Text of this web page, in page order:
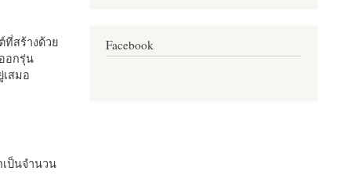
ที่สร้างด้วย
อกรุ่น
สมอ
ป็นจำนวน
Facebook